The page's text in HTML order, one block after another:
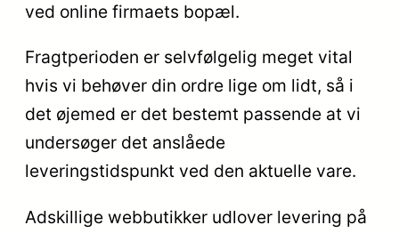
ved online firmaets bopæl.
Fragtperioden er selvfølgelig meget vital
hvis vi behøver din ordre lige om lidt, så i
det øjemed er det bestemt passende at vi
undersøger det anslåede
leveringstidspunkt ved den aktuelle vare.
Adskillige webbutikker udlover levering på